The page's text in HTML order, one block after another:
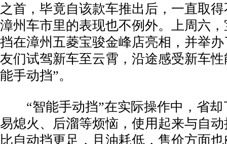
之首，毕竟自该款车推出后，一直取
漳州车市里的表现也不例外。上周六
挡在漳州五菱宝骏金峰店亮相，并举
友们试驾新车至云霄，沿途感受新车
能手动挡”。
“智能手动挡”在实际操作中，省却
易熄火、后溜等烦恼，使用起来与自
比自动挡更足，且油耗低，售价方面